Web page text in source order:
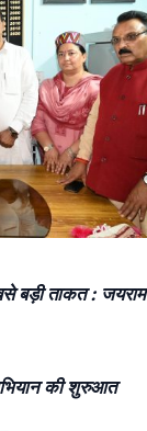
बड़ी ताकत : जयराम
की शुरुआत